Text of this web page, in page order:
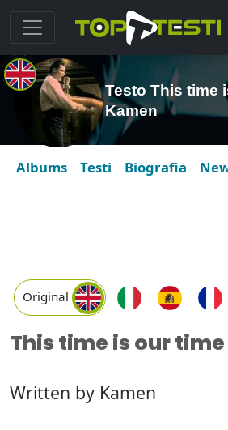
Testo This time
Kamen
Albums Testi Biografia
Original
This time is our time
Written by Kamen